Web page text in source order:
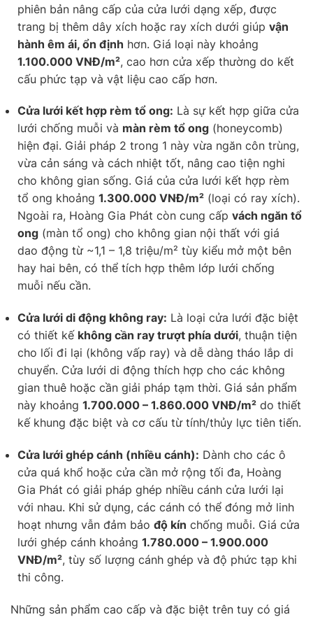
phiên bản nâng cấp của cửa lưới dạng xếp, được
trang bị thêm dây xích hoặc ray xích dưới giúp vận
hành êm ái, ổn định hơn. Giá loại này khoảng
1.100.000 VNĐ/m², cao hơn cửa xếp thường do kết
cấu phức tạp và vật liệu cao cấp hơn.
Cửa lưới kết hợp rèm tổ ong: Là sự kết hợp giữa cửa
lưới chống muỗi và màn rèm tổ ong (honeycomb)
hiện đại. Giải pháp 2 trong 1 này vừa ngăn côn trùng,
vừa cản sáng và cách nhiệt tốt, nâng cao tiện nghi
cho không gian sống. Giá của cửa lưới kết hợp rèm
tổ ong khoảng 1.300.000 VNĐ/m² (loại có ray xích).
Ngoài ra, Hoàng Gia Phát còn cung cấp vách ngăn tổ
ong (màn tổ ong) cho không gian nội thất với giá
dao động từ ~1,1 – 1,8 triệu/m² tùy kiểu mở một bên
hay hai bên, có thể tích hợp thêm lớp lưới chống
muỗi nếu cần.
Cửa lưới di động không ray: Là loại cửa lưới đặc biệt
có thiết kế không cần ray trượt phía dưới, thuận tiện
cho lối đi lại (không vấp ray) và dễ dàng tháo lắp di
chuyển. Cửa lưới di động thích hợp cho các không
gian thuê hoặc cần giải pháp tạm thời. Giá sản phẩm
này khoảng 1.700.000 – 1.860.000 VNĐ/m² do thiết
kế khung đặc biệt và cơ cấu từ tính/thủy lực tiên tiến.
Cửa lưới ghép cánh (nhiều cánh): Dành cho các ô
cửa quá khổ hoặc cửa cần mở rộng tối đa, Hoàng
Gia Phát có giải pháp ghép nhiều cánh cửa lưới lại
với nhau. Khi sử dụng, các cánh có thể đóng mở linh
hoạt nhưng vẫn đảm bảo độ kín chống muỗi. Giá cửa
lưới ghép cánh khoảng 1.780.000 – 1.900.000
VNĐ/m², tùy số lượng cánh ghép và độ phức tạp khi
thi công.
Những sản phẩm cao cấp và đặc biệt trên tuy có giá